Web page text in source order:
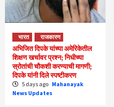
भारत राजकारण
अभिजित दिपके यांच्या अमेरिकेतील
शिक्षण खर्चावर प्रश्न; निधीच्या
स्रोतांची चौकशी करण्याची मागणी;
दिपके यांनी दिले स्पष्टीकरण
5 days ago Mahanayak
News Updates